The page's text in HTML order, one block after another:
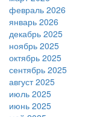
февраль 2026
январь 2026
декабрь 2025
ноябрь 2025
октябрь 2025
сентябрь 2025
август 2025
июль 2025
июнь 2025